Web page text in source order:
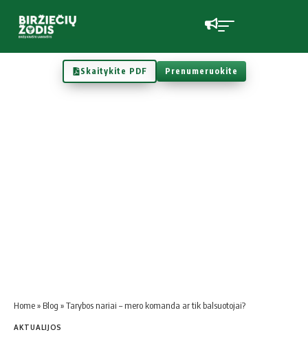
Skaitykite PDF Prenumeruokite
Home» Blog »Tarybos nariai – mero komanda ar tik balsuotojai?
AKTUALIJOS